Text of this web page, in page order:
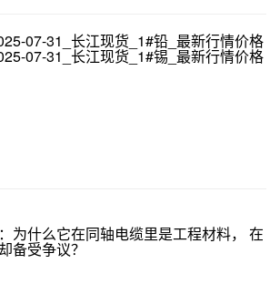
07-31_长江现货_1#铅_最新行情价格
07-31_长江现货_1#锡_最新行情价格
为什么它在同轴电缆里是工程材料， 在
备受争议？